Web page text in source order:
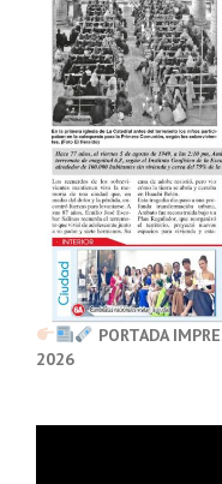
PORTADA
2026